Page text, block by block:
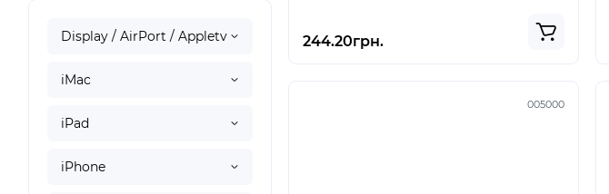
Display / AirPort / Appletv
iMac
iPad
iPhone
244.20грн.
005000